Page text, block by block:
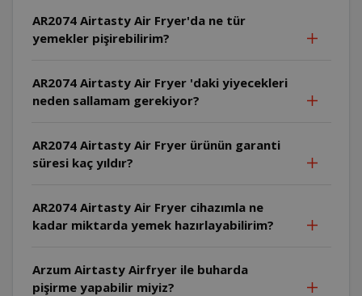
AR2074 Airtasty Air Fryer'da ne tür
yemekler pişirebilirim?
AR2074 Airtasty Air Fryer 'daki yiyecekleri
neden sallamam gerekiyor?
AR2074 Airtasty Air Fryer ürünün garanti
süresi kaç yıldır?
AR2074 Airtasty Air Fryer cihazımla ne
kadar miktarda yemek hazırlayabilirim?
Arzum Airtasty Airfryer ile buharda
pişirme yapabilir miyiz?